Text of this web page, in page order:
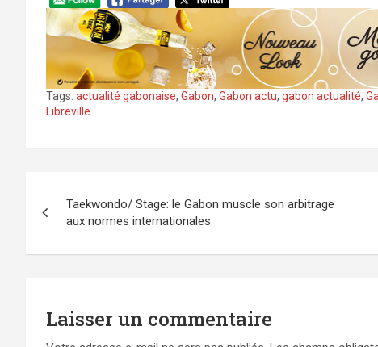
Tags: actualité gabonaise, Gabon, Gabon actu, gabon actualité,
Libreville
de
l’article
Taekwondo/ Stage: le Gabon muscle son arbitrage
aux normes internationales
Laisser un commentaire